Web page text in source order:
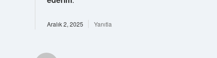
Aralık 2, 2025 Yanıtla